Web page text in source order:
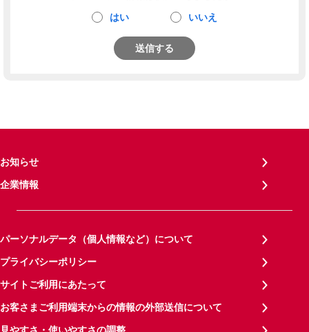
はい いいえ
送信する
お知らせ
企業情報
パーソナルデータ（個人情報など）について
プライバシーポリシー
サイトご利用にあたって
お客さまご利用端末からの情報の外部送信について